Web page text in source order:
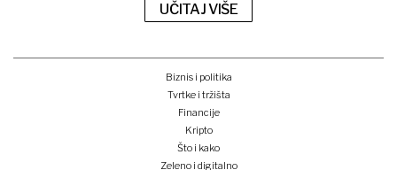
UČITAJ VIŠE
Biznis i politika
Tvrtke i tržišta
Financije
Kripto
Što i kako
Zeleno i digitalno